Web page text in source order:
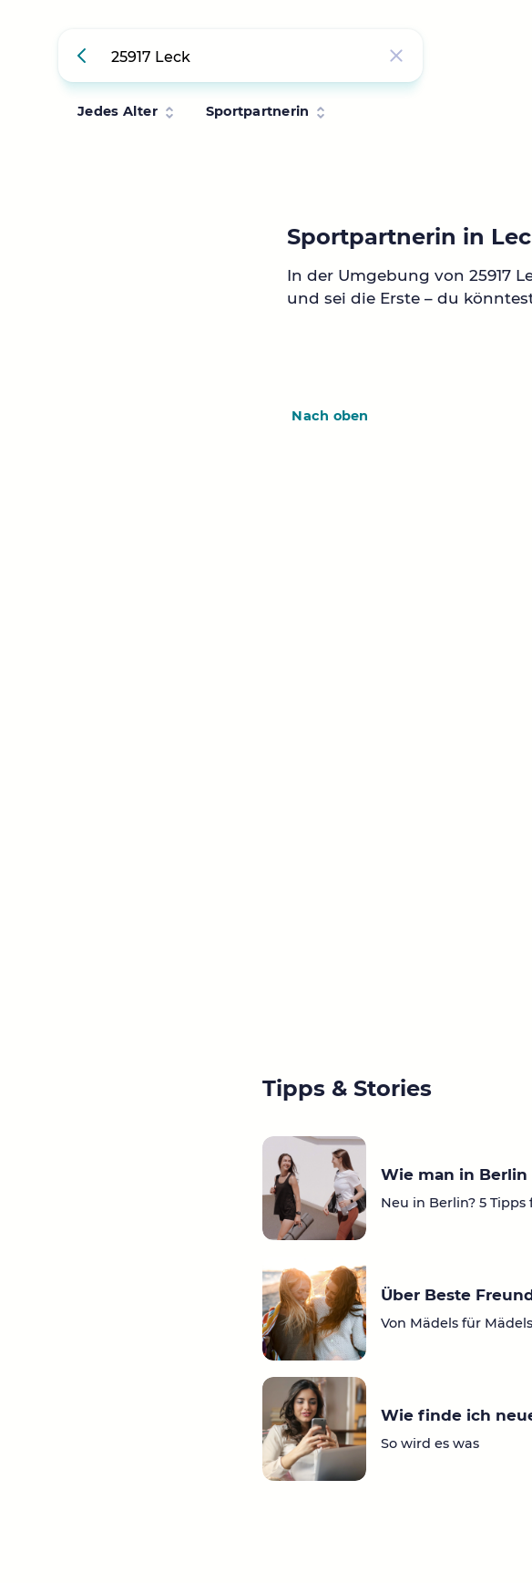
Jedes Alter Sportpartnerin
Sportpartnerin in
In der Umgebung von 25917
und sei die Erste – du
Nach oben
Tipps & Stories
Wie man in
Neu in Berlin? 5 Tipps
Über Beste
Von Mädels für Mädels
Wie finde ich
So wird es was